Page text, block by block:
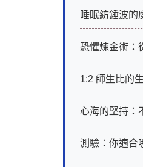
睡眠紡錘波的
恐懼煉金術：
1:2 師生比的
心海的堅持：
測驗：你適合